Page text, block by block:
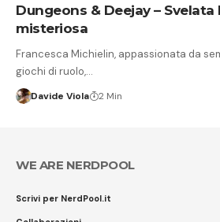
Dungeons & Deejay –
misteriosa
Francesca Michielin, appassionata da
giochi di ruolo,…
Davide Viola 2 Min
WE ARE NERDPOOL
Scrivi per NerdPool.it